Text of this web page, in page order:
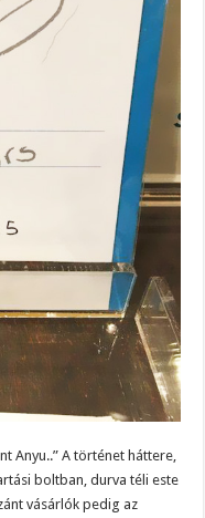
Anyu..” A történet háttere,
boltban, durva téli este
vásárlók pedig az